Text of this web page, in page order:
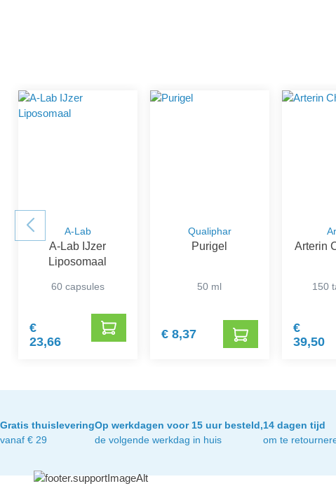
A-Lab
A-Lab IJzer
Liposomaal
60 capsules
€
23,66
Qualiphar
Purigel
50 ml
€ 8,37
Arterin
150
€
39,50
Gratis thuislevering
vanaf € 29
Op werkdagen voor 15 uur besteld,
de volgende werkdag in huis
14 dagen tijd
om te